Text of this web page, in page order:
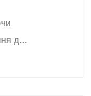
д...